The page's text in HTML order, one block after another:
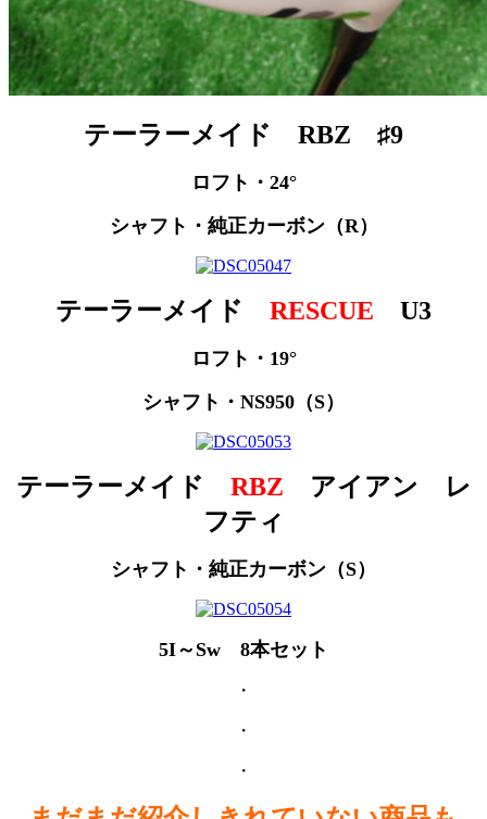
テーラーメイド RBZ ♯9
ロフト・24°
シャフト・純正カーボン（R）
テーラーメイド RESCUE U3
ロフト・19°
シャフト・NS950（S）
テーラーメイド RBZ アイアン レ
フティ
シャフト・純正カーボン（S）
5I～Sw 8本セット
・
・
・